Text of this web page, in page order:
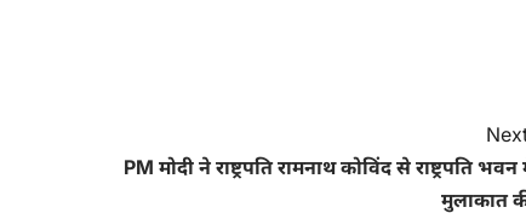
PM मोदी ने राष्ट्रपति रामनाथ कोविंद से राष्ट्रपति भवन
मुलाकात